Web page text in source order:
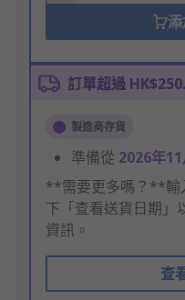
訂單超過
製造商存貨
準備從 2026年11
**需要更多嗎？**輸
下「查看送貨日期」
資訊。
查